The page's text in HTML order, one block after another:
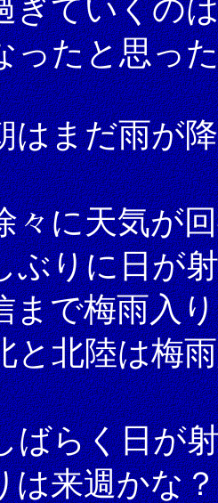
ぎていくの
ったと思っ
はまだ雨が
々に天気が
ぶりに日が
まで梅雨入
と北陸は梅
ばらく日が
は来週かな？